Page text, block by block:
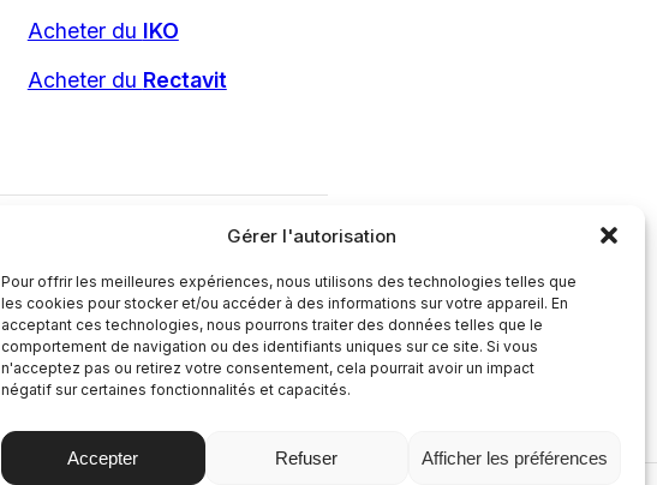
Gérer l'autorisation
Pour offrir les meilleures expériences, nous utilisons des technologies telles que
les cookies pour stocker et/ou accéder à des informations sur votre appareil. En
acceptant ces technologies, nous pourrons traiter des données telles que le
comportement de navigation ou des identifiants uniques sur ce site. Si vous
n'acceptez pas ou retirez votre consentement, cela pourrait avoir un impact
négatif sur certaines fonctionnalités et capacités.
Accepter Refuser Afficher les préférences
Acheter du IKO
Acheter du Rectavit